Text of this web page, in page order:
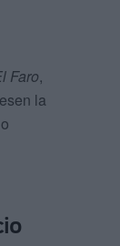
Faro,
la